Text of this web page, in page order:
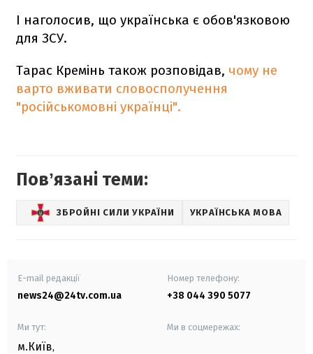
І наголосив, що українська є обов'язковою
для ЗСУ.
Тарас Кремінь також розповідав, чому не
варто вживати словосполучення
"російськомовні українці".
Повʼязані теми:
ЗБРОЙНІ СИЛИ УКРАЇНИ УКРАЇНСЬКА МОВА
E-mail редакції
news24@24tv.com.ua
Номер телефону:
+38 044 390 5077
Ми тут:
м.Київ,
Ми в соцмережах: